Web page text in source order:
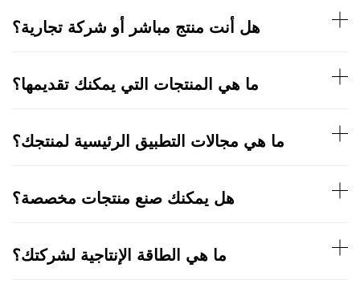
هل أنت منتج مباشر أو شركة تجارية؟
ما هي المنتجات التي يمكنك تقديمها؟
ما هي مجالات التطبيق الرئيسية لمنتجك؟
هل يمكنك صنع منتجات مخصصة؟
ما هي الطاقة الإنتاجية لشركتك؟